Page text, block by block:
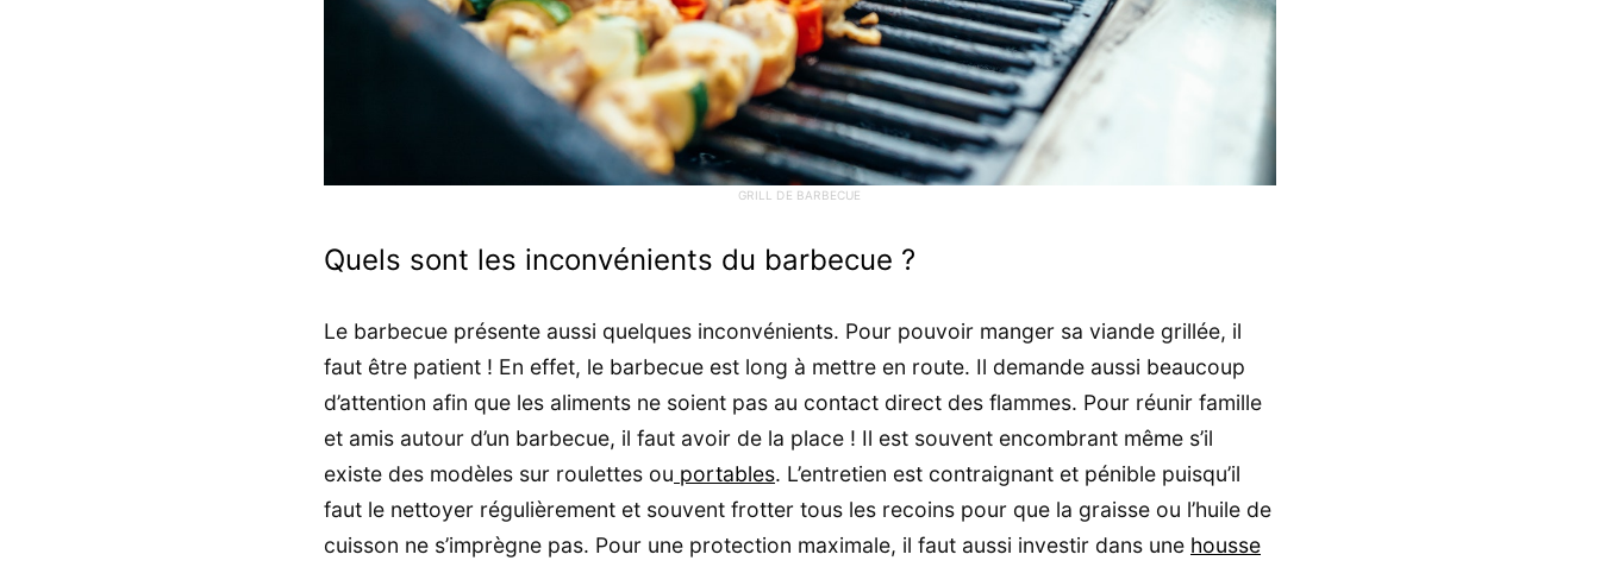
GRILL DE BARBECUE
Quels sont les inconvénients du barbecue ?
Le barbecue présente aussi quelques inconvénients. Pour pouvoir manger sa viande grillée, il
faut être patient ! En effet, le barbecue est long à mettre en route. Il demande aussi beaucoup
d’attention afin que les aliments ne soient pas au contact direct des flammes. Pour réunir famille
et amis autour d’un barbecue, il faut avoir de la place ! Il est souvent encombrant même s’il
existe des modèles sur roulettes ou portables. L’entretien est contraignant et pénible puisqu’il
faut le nettoyer régulièrement et souvent frotter tous les recoins pour que la graisse ou l’huile de
cuisson ne s’imprègne pas. Pour une protection maximale, il faut aussi investir dans une housse